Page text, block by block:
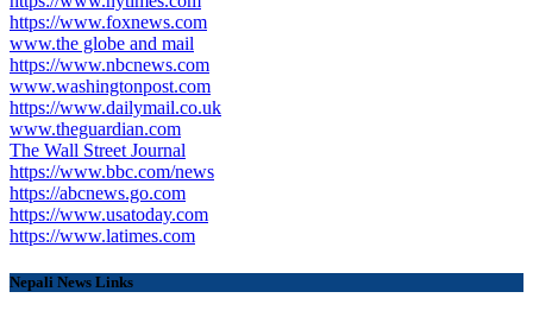
https://www.foxnews.com
www.the globe and mail
https://www.nbcnews.com
www.washingtonpost.com
https://www.dailymail.co.uk
www.theguardian.com
The Wall Street Journal
https://www.bbc.com/news
https://abcnews.go.com
https://www.usatoday.com
https://www.latimes.com
Nepali News Links